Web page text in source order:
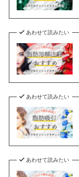
あわせて読みたい
あわせて読みたい
あわせて読みたい